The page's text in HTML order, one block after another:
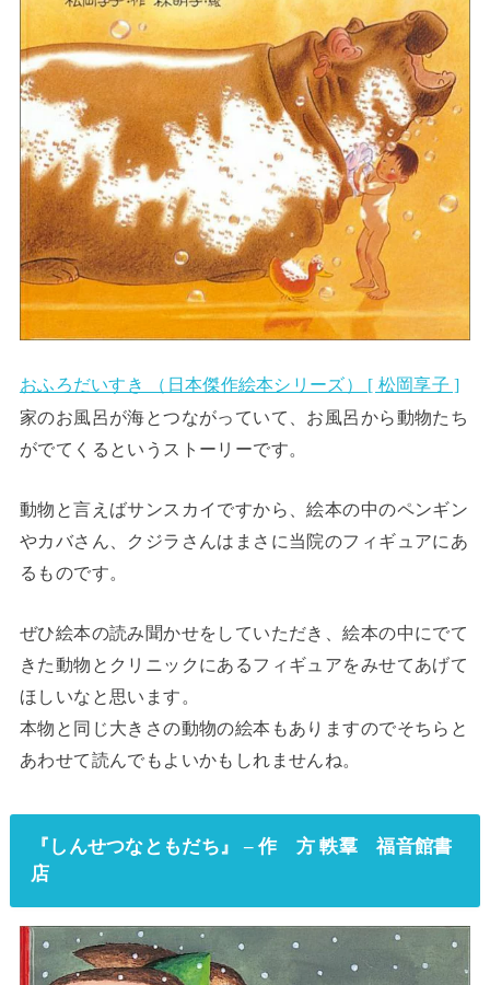
おふろだいすき （日本傑作絵本シリーズ） [ 松岡享子 ]
家のお風呂が海とつながっていて、お風呂から動物たち
がでてくるというストーリーです。
動物と言えばサンスカイですから、絵本の中のペンギン
やカバさん、クジラさんはまさに当院のフィギュアにあ
るものです。
ぜひ絵本の読み聞かせをしていただき、絵本の中にでて
きた動物とクリニックにあるフィギュアをみせてあげて
ほしいなと思います。
本物と同じ大きさの動物の絵本もありますのでそちらと
あわせて読んでもよいかもしれませんね。
『しんせつなともだち』 – 作 方 軼羣 福音館書
店